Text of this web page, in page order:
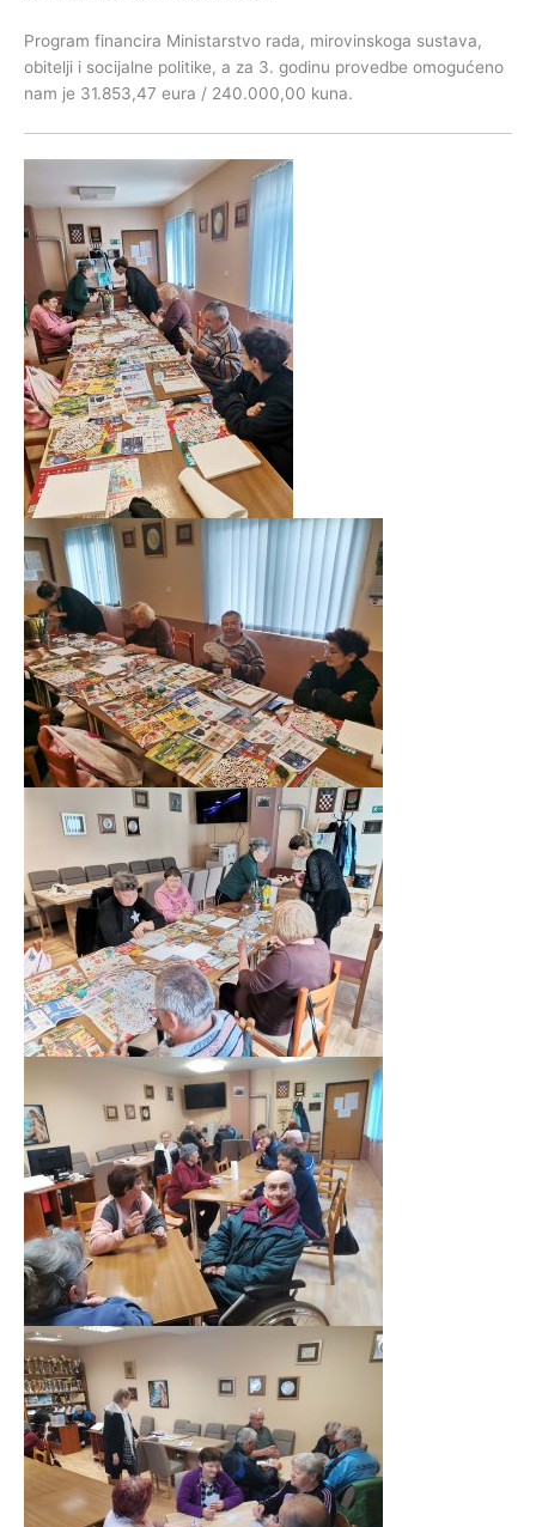
Program financira Ministarstvo rada, mirovinskoga sustava,
obitelji i socijalne politike, a za 3. godinu provedbe omogućeno
nam je 31.853,47 eura / 240.000,00 kuna.